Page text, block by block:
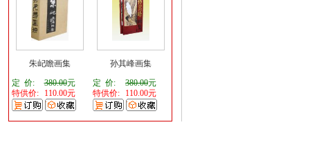
朱屺瞻画集
定 价:
380.00元
特供价:
110.00元
孙其峰画集
定 价:
380.00元
特供价:
110.00元